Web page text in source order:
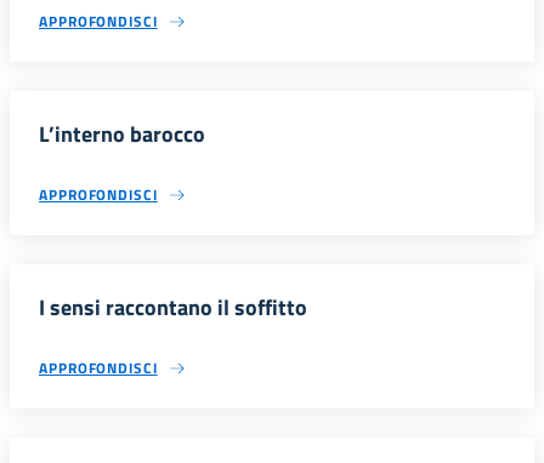
APPROFONDISCI
L’interno barocco
APPROFONDISCI
I sensi raccontano il soffitto
APPROFONDISCI